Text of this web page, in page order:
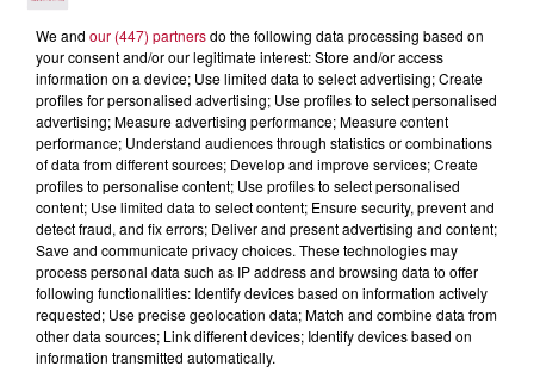
6 août 2026
NÎMES : « LE RÊVE DU GLADIATEUR » INVESTIT
We and our (447) partnersdo the following data processing based on
your consent and/or our legitimate interest: Store and/or access
information on a device; Use limited data to select advertising; Create
profiles for personalised advertising; Use profiles to select personalised
advertising; Measure advertising performance; Measure content
performance; Understand audiences through statistics or combinations
of data from different sources; Develop and improve services; Create
profiles to personalise content; Use profiles to select personalised
content; Use limited data to select content; Ensure security, prevent and
detect fraud, and fix errors; Deliver and present advertising and content;
Save and communicate privacy choices. These technologies may
process personal data such as IP address and browsing data to offer
following functionalities: Identify devices based on information actively
requested; Use precise geolocation data; Match and combine data from
other data sources; Link different devices; Identify devices based on
information transmitted automatically.